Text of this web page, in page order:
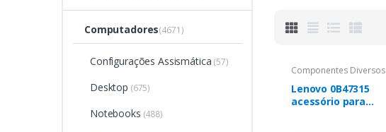
Computadores(4671)
Configurações Assismática (57)
Desktop (675)
Notebooks (488)
Componentes Diversos
Lenovo 0B47315
acessório para